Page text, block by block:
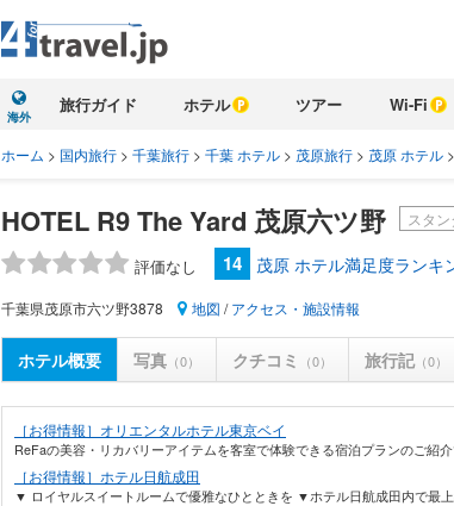
海外
旅行ガイド ホテル ツアー Wi-Fi
ホーム > 国内旅行 > 千葉旅行 > 千葉 ホテル > 茂原旅行 > 茂原 ホテル >
HOTEL R9 The Yard 茂原六ツ野 スタ
評価なし 14 茂原 ホテル満足度ランキ
千葉県茂原市六ツ野3878 地図 /アクセス・施設情報
ホテル概要 写真 （0） クチコミ （0） 旅行記（0）
［お得情報］オリエンタルホテル東京ベイ
ReFaの美容・リカバリーアイテムを客室で体験できる宿泊プランのご紹
［お得情報］ホテル日航成田
▼ ロイヤルスイートルームで優雅なひとときを ▼ホテル日航成田内で最